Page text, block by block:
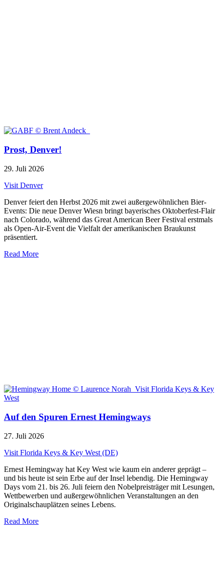
Prost, Denver!
29. Juli 2026
Visit Denver
Denver feiert den Herbst 2026 mit zwei außergewöhnlichen Bier-
Events: Die neue Denver Wiesn bringt bayerisches Oktoberfest-Flair
nach Colorado, während das Great American Beer Festival erstmals
als Open-Air-Event die Vielfalt der amerikanischen Braukunst
präsentiert.
Read More
Auf den Spuren Ernest Hemingways
27. Juli 2026
Visit Florida Keys & Key West (DE)
Ernest Hemingway hat Key West wie kaum ein anderer geprägt –
und bis heute ist sein Erbe auf der Insel lebendig. Die Hemingway
Days vom 21. bis 26. Juli feiern den Nobelpreisträger mit Lesungen,
Wettbewerben und außergewöhnlichen Veranstaltungen an den
Originalschauplätzen seines Lebens.
Read More